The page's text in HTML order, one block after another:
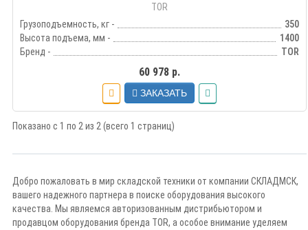
TOR
Грузоподъемность, кг -
350
Высота подъема, мм -
1400
Бренд -
TOR
60 978 р.
ЗАКАЗАТЬ
Показано с 1 по 2 из 2 (всего 1 страниц)
Добро пожаловать в мир складской техники от компании СКЛАДМСК,
вашего надежного партнера в поиске оборудования высокого
качества. Мы являемся авторизованным дистрибьютором и
продавцом оборудования бренда TOR, а особое внимание уделяем